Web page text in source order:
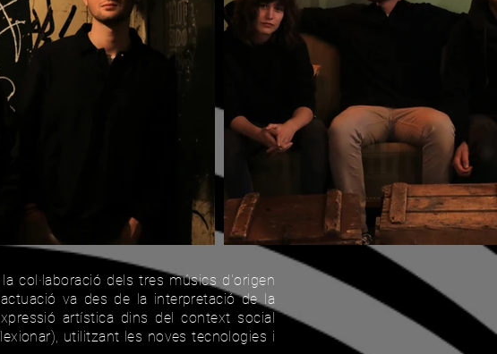
col·laboració dels tres músics d'origen
va des de la interpretació de la
artística dins del context social
utilitzant les noves tecnologies i